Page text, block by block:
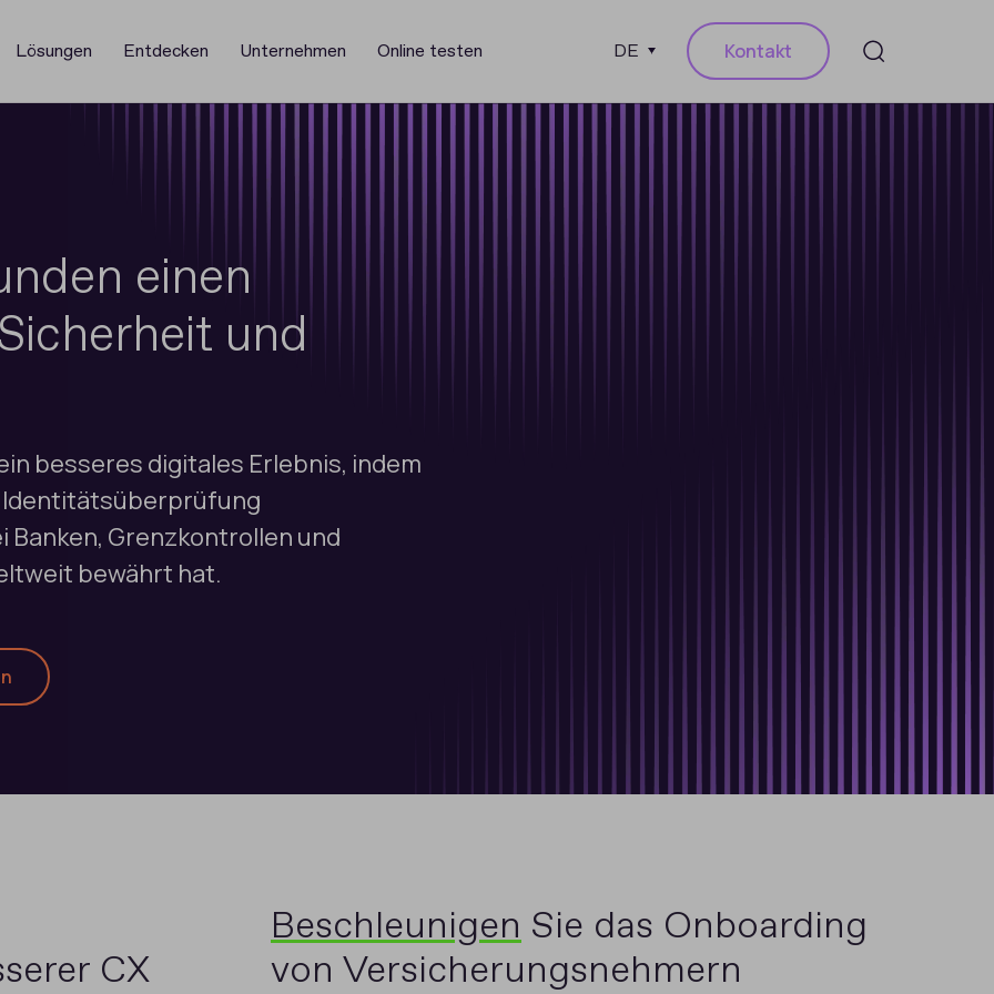
Lösungen Entdecken Unternehmen Online testen DE Kontakt
einen
und
besseres digitales Erlebnis, indem
Identitätsüberprüfung
Banken, Grenzkontrollen und
bewährt hat.
CX
Beschleunigen Sie das Onboarding
von Versicherungsnehmern